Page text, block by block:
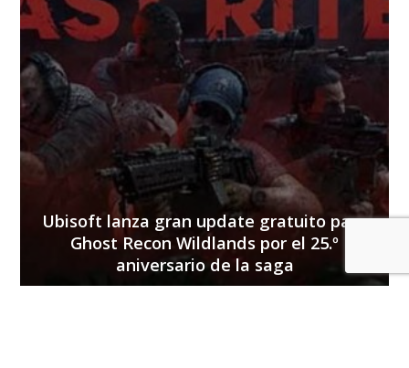
Ubisoft lanza gran update gratuito para
Ghost Recon Wildlands por el 25.º
aniversario de la saga